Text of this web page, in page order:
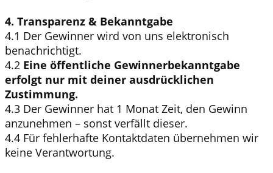
4. Transparenz & Bekanntgabe
4.1 Der Gewinner wird von uns elektronisch
benachrichtigt.
4.2 Eine öffentliche Gewinnerbekanntgabe
erfolgt nur mit deiner ausdrücklichen
Zustimmung.
4.3 Der Gewinner hat 1 Monat Zeit, den Gewinn
anzunehmen – sonst verfällt dieser.
4.4 Für fehlerhafte Kontaktdaten übernehmen wir
keine Verantwortung.